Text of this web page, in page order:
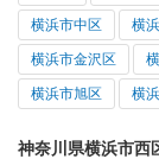
横浜市中区 横
横浜市金沢区
横浜市旭区 横
神奈川県横浜市西